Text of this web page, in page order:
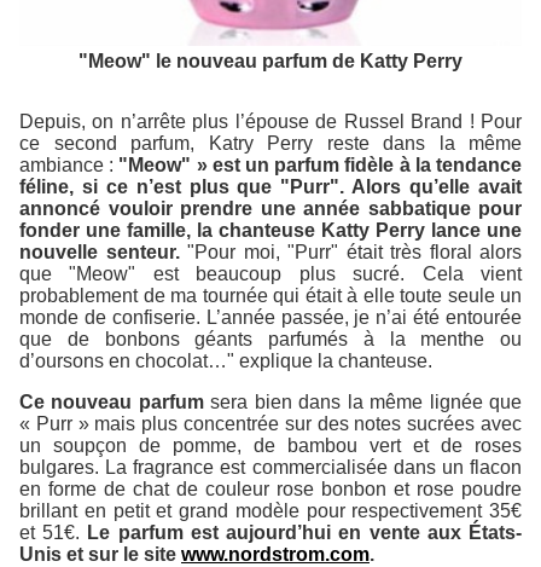
"Meow" le nouveau parfum de Katty Perry
Depuis, on n’arrête plus l’épouse de Russel Brand ! Pour
ce second parfum, Katry Perry reste dans la même
ambiance : "Meow" » est un parfum fidèle à la tendance
féline, si ce n’est plus que "Purr". Alors qu’elle avait
annoncé vouloir prendre une année sabbatique pour
fonder une famille, la chanteuse Katty Perry lance une
nouvelle senteur. "Pour moi, "Purr" était très floral alors
que "Meow" est beaucoup plus sucré. Cela vient
probablement de ma tournée qui était à elle toute seule un
monde de confiserie. L’année passée, je n’ai été entourée
que de bonbons géants parfumés à la menthe ou
d’oursons en chocolat…" explique la chanteuse.
Ce nouveau parfumsera bien dans la même lignée que
« Purr » mais plus concentrée sur des notes sucrées avec
un soupçon de pomme, de bambou vert et de roses
bulgares. La fragrance est commercialisée dans un flacon
en forme de chat de couleur rose bonbon et rose poudre
brillant en petit et grand modèle pour respectivement 35€
et 51€. Le parfum est aujourd’hui en vente aux États-
Unis et sur le site www.nordstrom.com.